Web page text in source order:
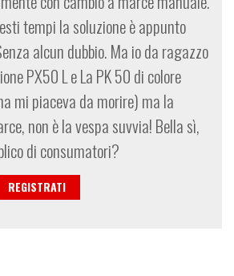
tempi la soluzione è appunto
alcun dubbio. Ma io da ragazzo
PX50 L e La PK 50 di colore
mi piaceva da morire) ma la
non è la vespa suvvia! Bella sì,
di consumatori?
REGISTRATI